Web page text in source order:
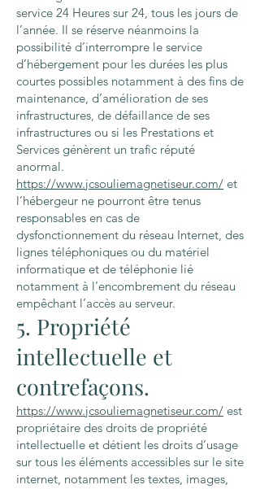
service 24 Heures sur 24, tous les jours de
l’année. Il se réserve néanmoins la
possibilité d’interrompre le service
d’hébergement pour les durées les plus
courtes possibles notamment à des fins de
maintenance, d’amélioration de ses
infrastructures, de défaillance de ses
infrastructures ou si les Prestations et
Services génèrent un trafic réputé
anormal.
https://www.jcsouliemagnetiseur.com/ et
l’hébergeur ne pourront être tenus
responsables en cas de
dysfonctionnement du réseau Internet, des
lignes téléphoniques ou du matériel
informatique et de téléphonie lié
notamment à l’encombrement du réseau
empêchant l’accès au serveur.
5. Propriété
intellectuelle et
contrefaçons.
https://www.jcsouliemagnetiseur.com/ est
propriétaire des droits de propriété
intellectuelle et détient les droits d’usage
sur tous les éléments accessibles sur le site
internet, notamment les textes, images,